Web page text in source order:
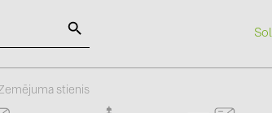
stienis